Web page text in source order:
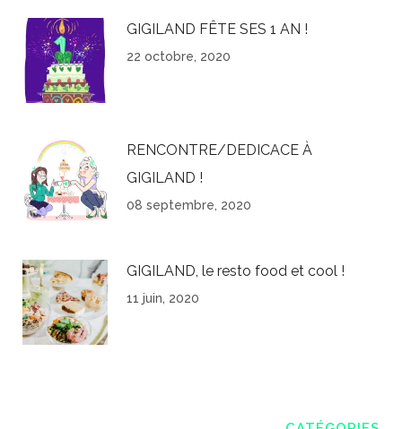
GIGILAND FÊTE SES 1 AN !
22 octobre, 2020
RENCONTRE/DEDICACE À
GIGILAND !
08 septembre, 2020
GIGILAND, le resto food et cool !
11 juin, 2020